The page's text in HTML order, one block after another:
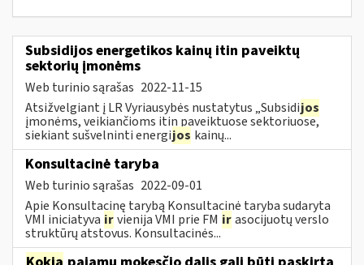
Subsidijos energetikos kainų itin paveiktų
sektorių įmonėms
Web turinio sąrašas 2022-11-15
Atsižvelgiant į LR Vyriausybės nustatytus „Subsidijos
įmonėms, veikiančioms itin paveiktuose sektoriuose,
siekiant sušvelninti energijos kainų...
Konsultacinė taryba
Web turinio sąrašas 2022-09-01
Apie Konsultacinę tarybą Konsultacinė taryba sudaryta
VMI iniciatyva irvienija VMI prie FM irasocijuotų verslo
struktūrų atstovus. Konsultacinės...